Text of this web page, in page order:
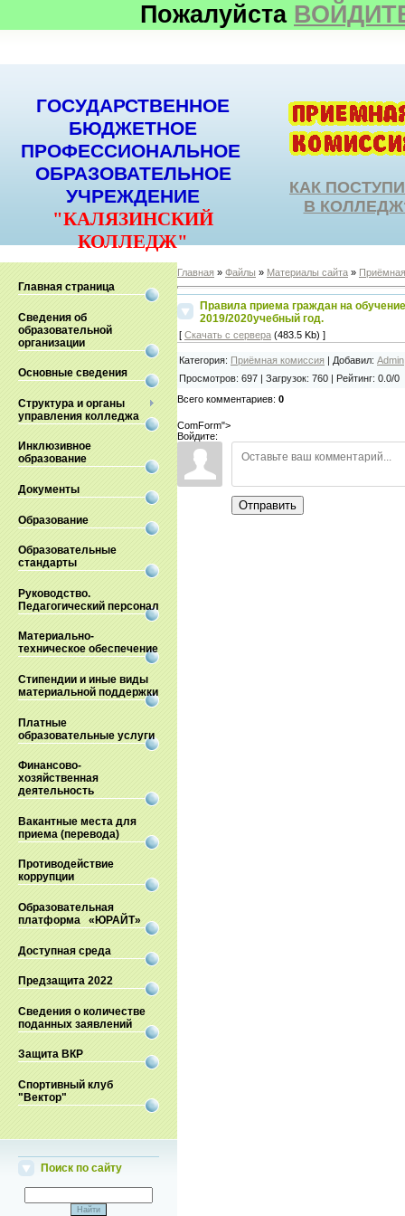
Пожалуйста
ГОСУДАРСТВЕННОЕ
БЮДЖЕТНОЕ
ПРОФЕССИОНАЛЬНОЕ
ОБРАЗОВАТЕЛЬНОЕ
УЧРЕЖДЕНИЕ
"КАЛЯЗИНСКИЙ
КОЛЛЕДЖ"
КАК
В
Главная страница
Сведения об
образовательной
организации
Основные сведения
Структура и органы
управления колледжа
Инклюзивное
образование
Документы
Образование
Образовательные
стандарты
Руководство.
Педагогический персонал
Материально-
техническое обеспечение
Стипендии и иные виды
материальной поддержки
Платные
образовательные услуги
Финансово-
хозяйственная
деятельность
Вакантные места для
приема (перевода)
Противодействие
коррупции
Образовательная
платформа «ЮРАЙТ»
Доступная среда
Предзащита 2022
Сведения о количестве
поданных заявлений
Защита ВКР
Спортивный клуб
"Вектор"
Поиск по сайту
Главная » Файлы » Материалы сайта »
Правила приема граждан на
2019/2020учебный год.
[ Скачать с сервера (483.5 Kb) ]
Категория: Приёмная комиссия | Добавил: Admin
Просмотров: 697 | Загрузок: 760 | Рейтинг: 0.0/0
Всего комментариев: 0
ComForm">
Войдите:
Отправить